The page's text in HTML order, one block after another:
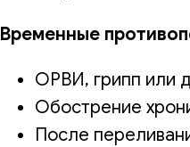
Временные
ОРВИ, грипп или
Обострение
После